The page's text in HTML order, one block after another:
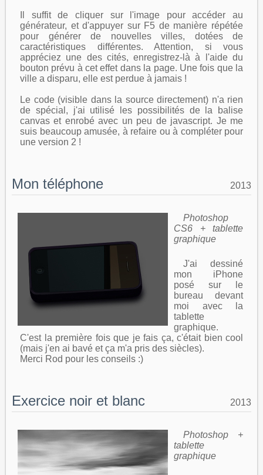
Il suffit de cliquer sur l'image pour accéder au
générateur, et d'appuyer sur F5 de manière répétée
pour générer de nouvelles villes, dotées de
caractéristiques différentes. Attention, si vous
appréciez une des cités, enregistrez-là à l'aide du
bouton prévu à cet effet dans la page. Une fois que la
ville a disparu, elle est perdue à jamais !
Le code (visible dans la source directement) n'a rien
de spécial, j'ai utilisé les possibilités de la balise
canvas et enrobé avec un peu de javascript. Je me
suis beaucoup amusée, à refaire ou à compléter pour
une version 2 !
Mon téléphone 2013
Photoshop
CS6 + tablette
graphique
J'ai dessiné
mon iPhone
posé sur le
bureau devant
moi avec la
tablette
graphique.
C'est la première fois que je fais ça, c'était bien cool
(mais j'en ai bavé et ça m'a pris des siècles).
Merci Rod pour les conseils :)
Exercice noir et blanc 2013
Photoshop +
tablette
graphique